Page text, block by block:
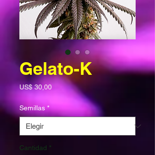
Gelato-K
US$ 30,00Precio
Semillas *
Cantidad *